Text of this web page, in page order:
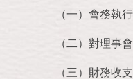
（一）會務執
（二）對理事
（三）財務收